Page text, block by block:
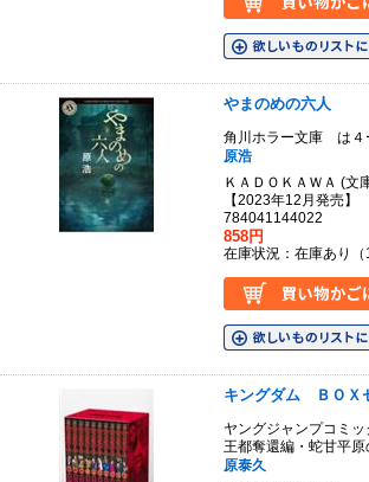
やまのめの六人
角川ホラー文庫 は４
原浩
ＫＡＤＯＫＡＷＡ (文
【2023年12月発売
784041144022
858円
在庫状況：在庫あり（
キングダム ＢＯＸ
ヤングジャンプコミ
王都奪還編・蛇甘平
原泰久